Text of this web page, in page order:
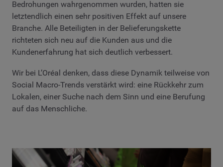
Bedrohungen wahrgenommen wurden, hatten sie
letztendlich einen sehr positiven Effekt auf unsere
Branche. Alle Beteiligten in der Belieferungskette
richteten sich neu auf die Kunden aus und die
Kundenerfahrung hat sich deutlich verbessert.
Wir bei L’Oréal denken, dass diese Dynamik teilweise von
Social Macro-Trends verstärkt wird: eine Rückkehr zum
Lokalen, einer Suche nach dem Sinn und eine Berufung
auf das Menschliche.